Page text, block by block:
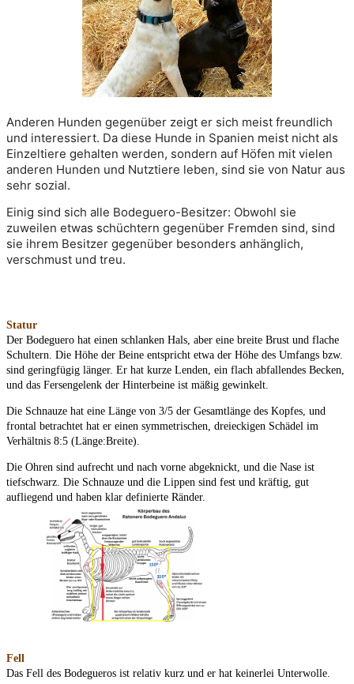
Anderen Hunden gegenüber zeigt er sich meist freundlich
und interessiert. Da diese Hunde in Spanien meist nicht als
Einzeltiere gehalten werden, sondern auf Höfen mit vielen
anderen Hunden und Nutztiere leben, sind sie von Natur aus
sehr sozial.
Einig sind sich alle Bodeguero-Besitzer: Obwohl sie
zuweilen etwas schüchtern gegenüber Fremden sind, sind
sie ihrem Besitzer gegenüber besonders anhänglich,
verschmust und treu.
Statur
Der Bodeguero hat einen schlanken Hals, aber eine breite Brust und flache
Schultern. Die Höhe der Beine entspricht etwa der Höhe des Umfangs bzw.
sind geringfügig länger. Er hat kurze Lenden, ein flach abfallendes Becken,
und das Fersengelenk der Hinterbeine ist mäßig gewinkelt.
Die Schnauze hat eine Länge von 3/5 der Gesamtlänge des Kopfes, und
frontal betrachtet hat er einen symmetrischen, dreieckigen Schädel im
Verhältnis 8:5 (Länge:Breite).
Die Ohren sind aufrecht und nach vorne abgeknickt, und die Nase ist
tiefschwarz. Die Schnauze und die Lippen sind fest und kräftig, gut
aufliegend und haben klar definierte Ränder.
Fell
Das Fell des Bodegueros ist relativ kurz und er hat keinerlei Unterwolle.